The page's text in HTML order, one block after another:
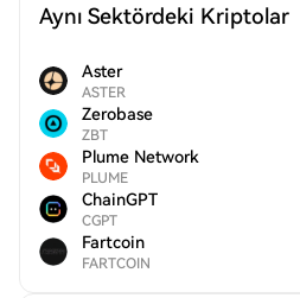
Aynı Sektördeki Kriptolar
Aster
ASTER
Zerobase
ZBT
Plume Network
PLUME
ChainGPT
CGPT
Fartcoin
FARTCOIN